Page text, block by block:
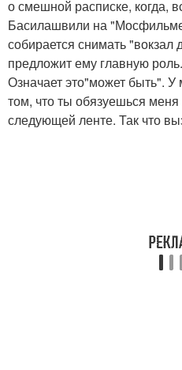
о смешной расписке, когда,
Басилашвили на
собирается снимать
предложит ему главную
Означает это"может быть".
том, что ты обязуешься
следующей ленте. Так что